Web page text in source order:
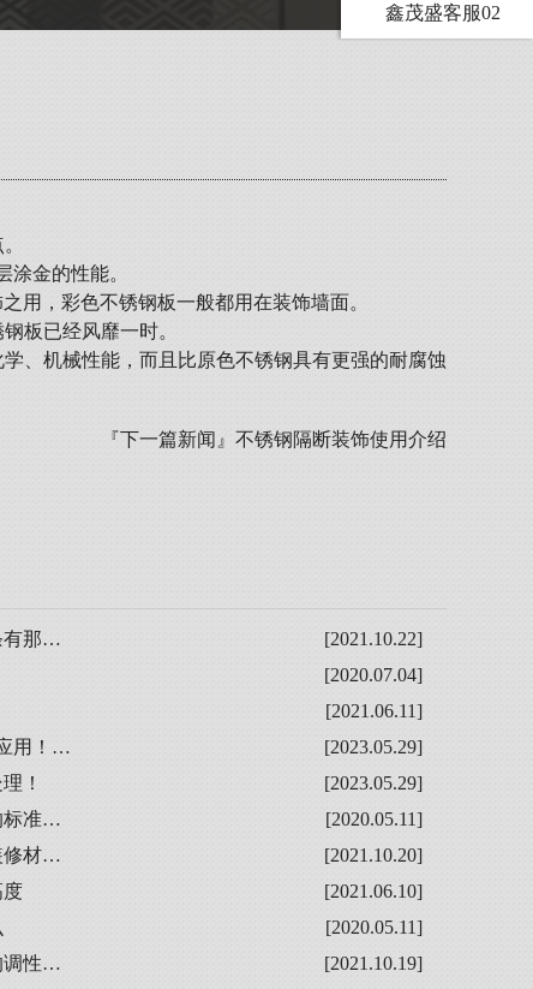
金的性能。
用，彩色不锈钢板一般都用在装饰墙面。
板已经风靡一时。
、机械性能，而且比原色不锈钢具有更强的耐腐蚀
『下一篇新闻』 不锈钢隔断装饰使用介绍
[2021.10.22]
有那…
[2020.07.04]
[2021.06.11]
[2023.05.29]
用！…
[2023.05.29]
！
[2020.05.11]
标准…
[2021.10.20]
修材…
[2021.06.10]
度
[2020.05.11]
[2021.10.19]
调性…
鑫茂盛客服02